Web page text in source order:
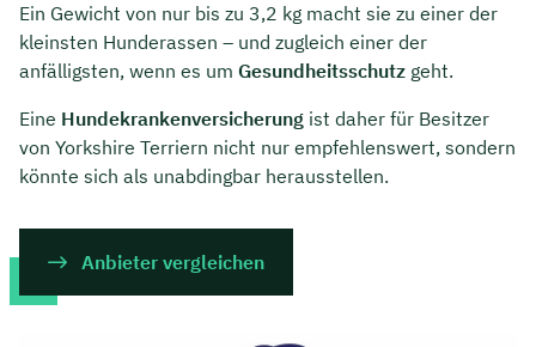
Kontakt
Ein Gewicht von nur bis zu 3,2 kg macht sie zu einer der
kleinsten Hunderassen – und zugleich einer der
anfälligsten, wenn es um Gesundheitsschutz geht.
Eine Hundekrankenversicherung ist daher für Besitzer
von Yorkshire Terriern nicht nur empfehlenswert, sondern
könnte sich als unabdingbar herausstellen.
Anbieter vergleichen